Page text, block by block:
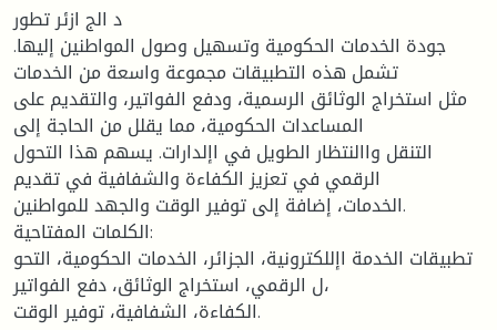
د الج ازئر تطور
جودة الخدمات الحكومية وتسهيل وصول المواطنين إليها.
تشمل هذه التطبيقات مجموعة واسعة من الخدمات
مثل استخراج الوثائق الرسمية، ودفع الفواتير، والتقديم على
المساعدات الحكومية، مما يقلل من الحاجة إلى
التنقل واالنتظار الطويل في اإلدارات. يسهم هذا التحول
الرقمي في تعزيز الكفاءة والشفافية في تقديم
الخدمات، إضافة إلى توفير الوقت والجهد للمواطنين.
الكلمات المفتاحية:
تطبيقات الخدمة اإللكترونية، الجزائر، الخدمات الحكومية، التحو
ل الرقمي، استخراج الوثائق، دفع الفواتير،
الكفاءة، الشفافية، توفير الوقت.